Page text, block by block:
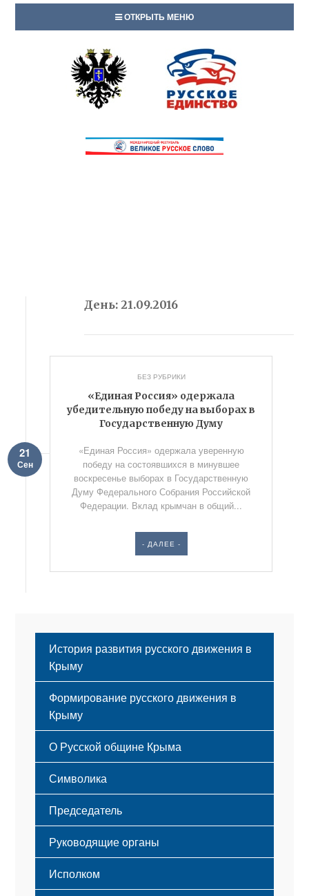
ОТКРЫТЬ МЕНЮ
День:21.09.2016
БЕЗ РУБРИКИ
«Единая Россия» одержала
убедительную победу на выборах в
Государственную Думу
21
Сен
«Единая Россия» одержала уверенную
победу на состоявшихся в минувшее
воскресенье выборах в Государственную
Думу Федерального Собрания Российской
Федерации. Вклад крымчан в общий...
- ДАЛЕЕ -
История развития русского движения в
Крыму
Формирование русского движения в
Крыму
Русский Крым
О Русской общине Крыма
Этапы становления
Принципы деятельности
Структура
Мероприятия
Символика
Флаг
Герб
Гимн
Председатель
Руководящие органы
Исполком